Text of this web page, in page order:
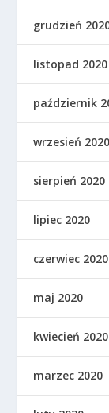
grudzień
listopad 2020
październik
wrzesień 2020
sierpień 2020
lipiec 2020
czerwiec 2020
maj 2020
kwiecień 2020
marzec 2020